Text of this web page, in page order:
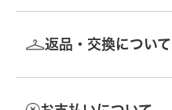
返品・交換について